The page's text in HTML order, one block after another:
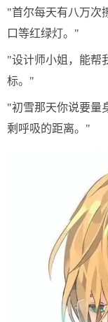
"首尔每天有八万次
口等红绿灯。"
"设计师小姐，能帮
标。"
"初雪那天你说要量
剩呼吸的距离。"